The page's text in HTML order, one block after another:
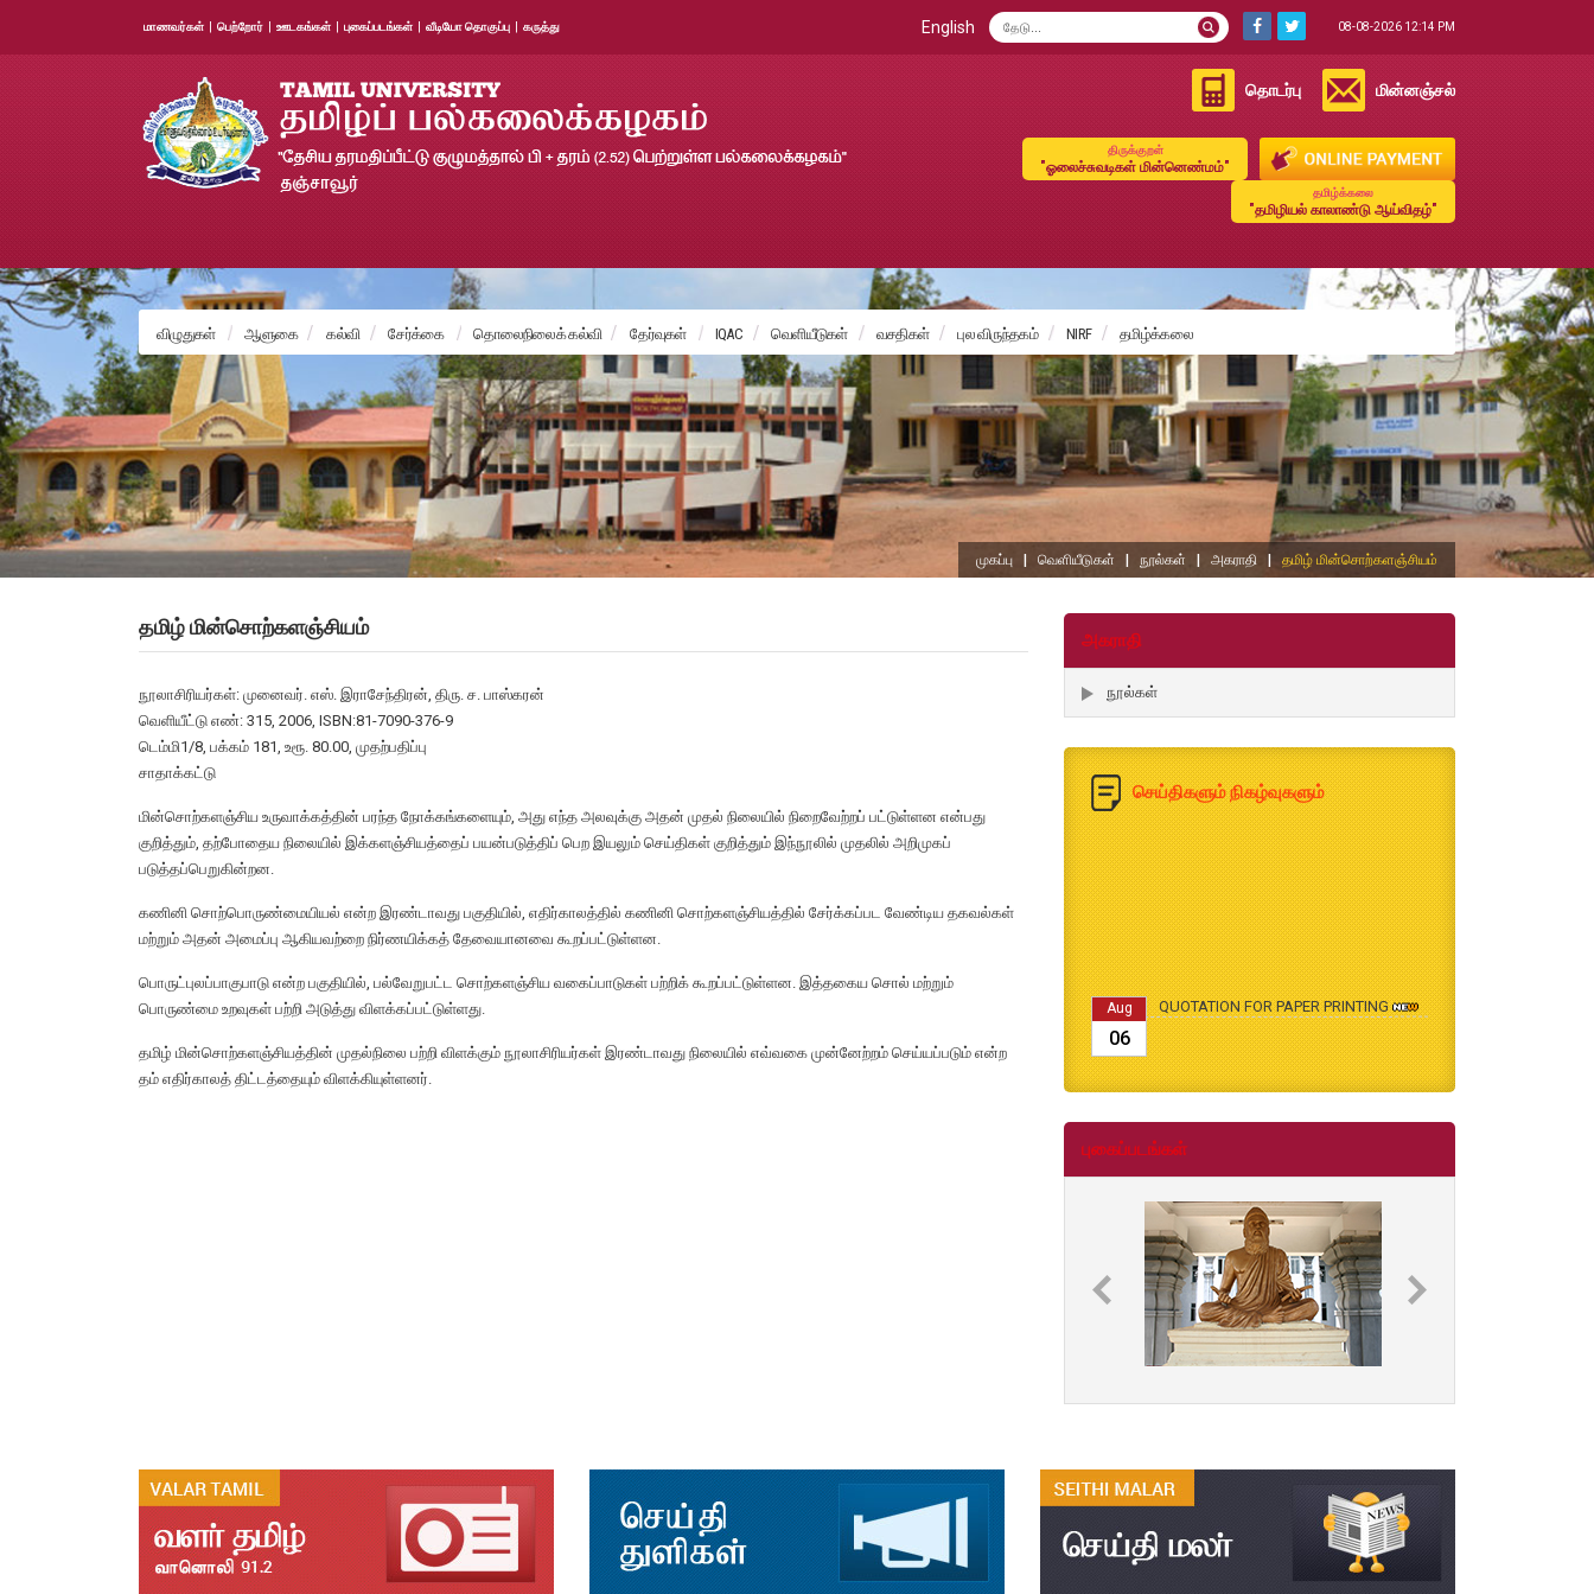
மாணவர்கள் பெற்றோர் ஊடகங்கள் புகைப்படங்கள் வீடியோ தொகுப்பு கருத்து English 08-08-2026 12:14 PM
மின்னஞ்சல்
தொடர்பு
திருக்குறள்
"ஓலைச்சுவடிகள் மின்னெண்மம்"
தமிழ்க்கலை
"தமிழியல் காலாண்டு ஆய்விதழ்"
விழுதுகள் ஆளுகை கல்வி சேர்க்கை தொலைநிலைக் கல்வி தேர்வுகள் IQAC வெளியீடுகள் வசதிகள் புல விருந்தகம் NIRF தமிழ்க்கலை
முகப்பு | வெளியீடுகள் | நூல்கள் | அகராதி | தமிழ் மின்சொற்களஞ்சியம்
தமிழ் மின்சொற்களஞ்சியம்
நூலாசிரியர்கள்: முனைவர். எஸ். இராசேந்திரன், திரு. ச. பாஸ்கரன்
வெளியீட்டு எண்: 315, 2006, ISBN:81-7090-376-9
டெம்மி1/8, பக்கம் 181, உரூ. 80.00, முதற்பதிப்பு
சாதாக்கட்டு
மின்சொற்களஞ்சிய உருவாக்கத்தின் பரந்த நோக்கங்களையும், அது எந்த அலவுக்கு அதன் முதல் நிலையில் நிறைவேற்றப் பட்டுள்ளன என்பது
குறித்தும், தற்போதைய நிலையில் இக்களஞ்சியத்தைப் பயன்படுத்திப் பெற இயலும் செய்திகள் குறித்தும் இந்நூலில் முதலில் அறிமுகப்
படுத்தப்பெறுகின்றன.
கணினி சொற்பொருண்மையியல் என்ற இரண்டாவது பகுதியில், எதிர்காலத்தில் கணினி சொற்களஞ்சியத்தில் சேர்க்கப்பட வேண்டிய தகவல்கள்
மற்றும் அதன் அமைப்பு ஆகியவற்றை நிர்ணயிக்கத் தேவையானவை கூறப்பட்டுள்ளன.
பொருட்புலப்பாகுபாடு என்ற பகுதியில், பல்வேறுபட்ட சொற்களஞ்சிய வகைப்பாடுகள் பற்றிக் கூறப்பட்டுள்ளன. இத்தகைய சொல் மற்றும்
பொருண்மை உறவுகள் பற்றி அடுத்து விளக்கப்பட்டுள்ளது.
தமிழ் மின்சொற்களஞ்சியத்தின் முதல்நிலை பற்றி விளக்கும் நூலாசிரியர்கள் இரண்டாவது நிலையில் எவ்வகை முன்னேற்றம் செய்யப்படும் என்ற
தம் எதிர்காலத் திட்டத்தையும் விளக்கியுள்ளனர்.
அகராதி
நூல்கள்
செய்திகளும் நிகழ்வுகளும்
Aug
06
QUOTATION FOR PAPER PRINTING
Aug B.Ed., M.Ed., Admission Date Extesion
தமிழ்க்கலை – தமிழியல் காலாண்டு
ஆய்விதழ் – 2025
தமிழ்க்கலை – தமிழியல் காலாண்டு
ஆய்விதழ் – 2024
31
Jul
31
தமிழ்க்கலை – தமிழியல் காலாண்டு
ஆய்விதழ் – 2022
புகைப்படங்கள்